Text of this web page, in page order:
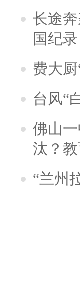
长途
国纪录
费大厨
台风“
佛山
汰？
“兰州